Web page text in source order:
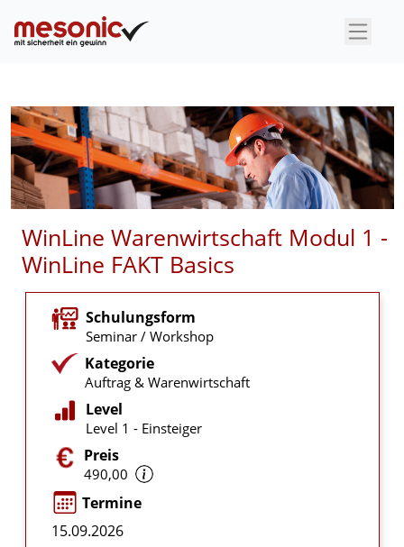
×
WinLine Warenwirtschaft Modul 1 -
WinLine FAKT Basics
Schulungsform
Seminar / Workshop
Kategorie
Auftrag & Warenwirtschaft
Level
Level 1 - Einsteiger
Preis
490,00
Termine
15.09.2026